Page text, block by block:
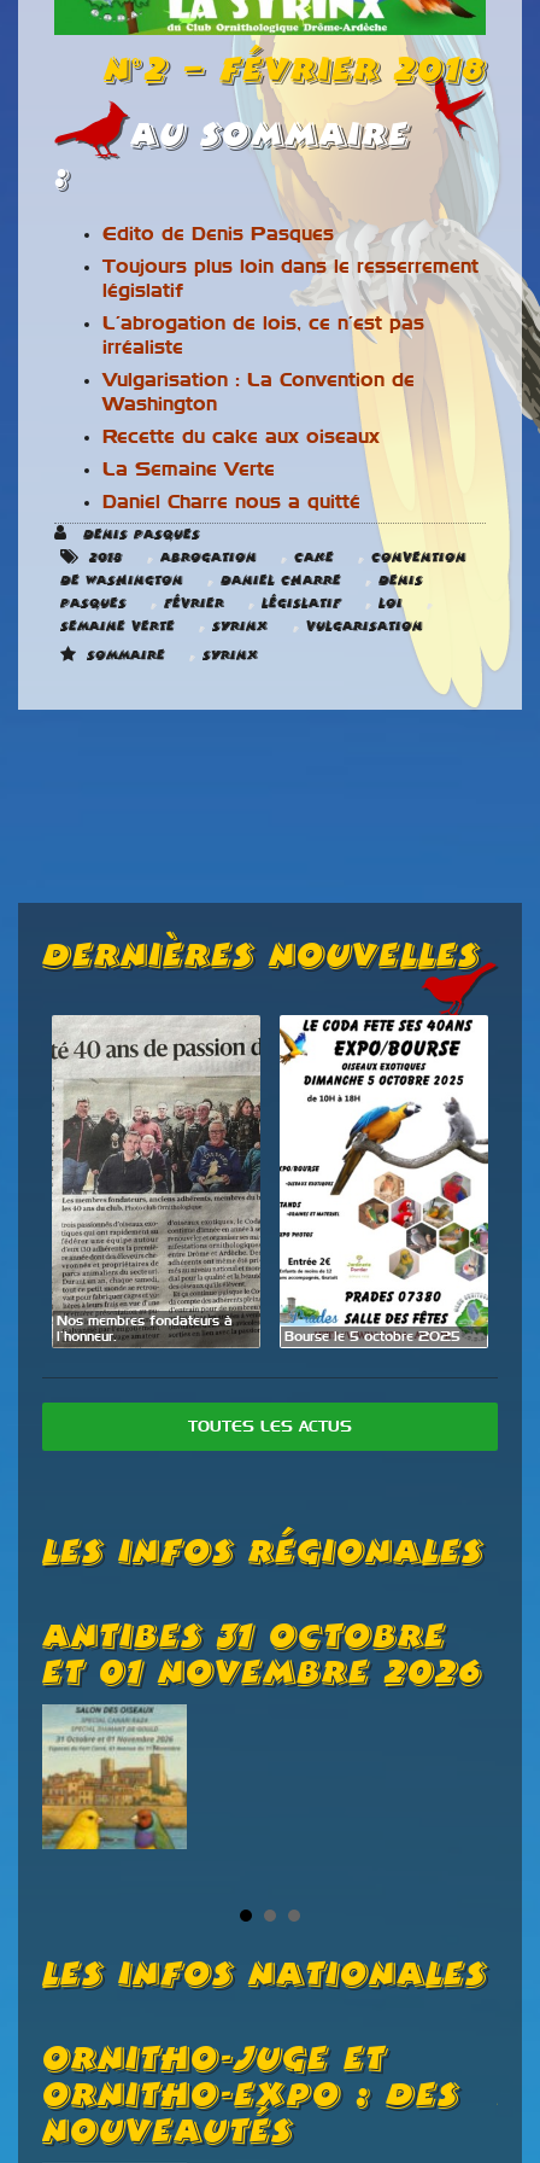
n°2 – Février 2018
Au Sommaire
:
Edito de Denis Pasques
Toujours plus loin dans le resserrement
législatif
L’abrogation de lois, ce n’est pas
irréaliste
Vulgarisation : La Convention de
Washington
Recette du cake aux oiseaux
La Semaine Verte
Daniel Charre nous a quitté
Denis Pasques
2018
, abrogation , Cake , Convention
de Washington
, Daniel Charre , Denis
Pasques
, Février , Législatif , loi ,
Semaine verte , Syrinx , Vulgarisation
Sommaire
, Syrinx
Dernières Nouvelles
Nos membres fondateurs à
l’honneur.
Bourse le 5 octobre 2025
TOUTES LES ACTUS
Les Infos Régionales
Antibes 31 Octobre
Et 01 Novembre 2026
Les Infos Nationales
Ornitho-Juge Et
Ornitho-Expo : Des
Nouveautés